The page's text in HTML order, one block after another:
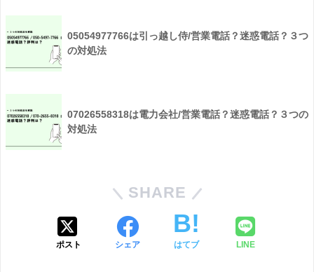
05054977766は引っ越し侍/営業電話？迷惑電話？３つ
の対処法
07026558318は電力会社/営業電話？迷惑電話？３つの
対処法
SHARE
ポスト シェア はてブ LINE